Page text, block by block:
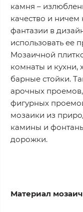
камня –
качество и
фантазии в
использовать ее
Мозаичной
комнаты и кухни,
барные стойки.
арочных
фигурных
мозаики из
камины и
дорожки.
Материал